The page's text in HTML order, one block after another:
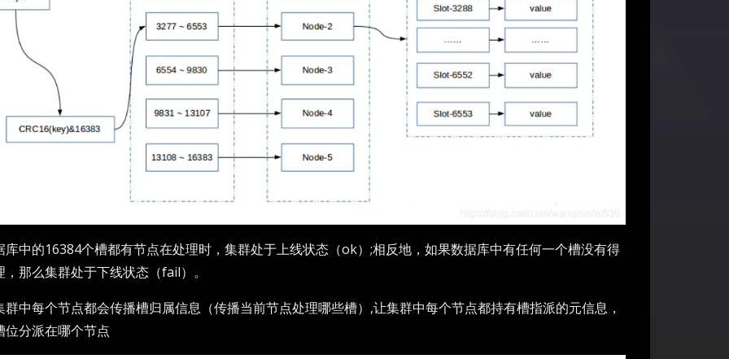
库中的16384个槽都有节点在处理时，集群处于上线状态（ok）;相反地，如果数据库中有任何一个槽没有得
，那么集群处于下线状态（fail）。
群中每个节点都会传播槽归属信息（传播当前节点处理哪些槽）,让集群中每个节点都持有槽指派的元信息，
位分派在哪个节点